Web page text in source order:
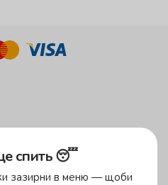
спить 😴
зазирни в меню — щоби